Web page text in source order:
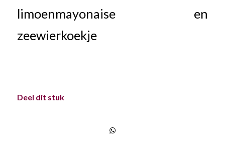
limoenmayonaise en
zeewierkoekje
Deel dit stuk